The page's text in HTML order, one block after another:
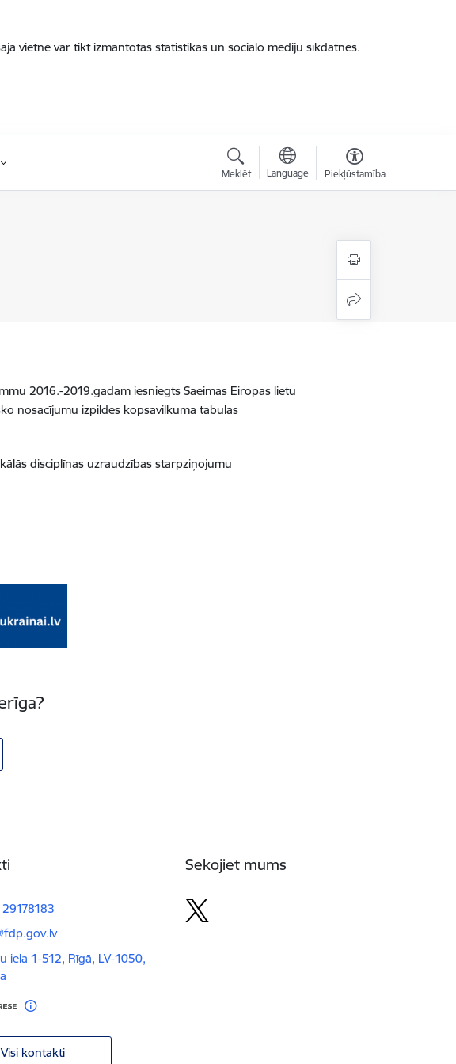
vietnē var tikt izmantotas statistikas un sociālo mediju sīkdatnes.
Meklēt Language Piekļūstamība
2016.-2019.gadam iesniegts Saeimas Eiropas lietu
nosacījumu izpildes kopsavilkuma tabulas
disciplīnas uzraudzības starpziņojumu
iela 1-512, Rīgā, LV-1050,
Visi kontakti
Sekojiet mums